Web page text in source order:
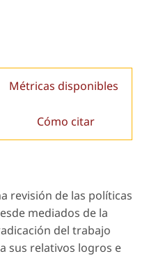
Métricas disponibles
Cómo citar
revisión de las políticas
mediados de la
del trabajo
sus relativos logros e